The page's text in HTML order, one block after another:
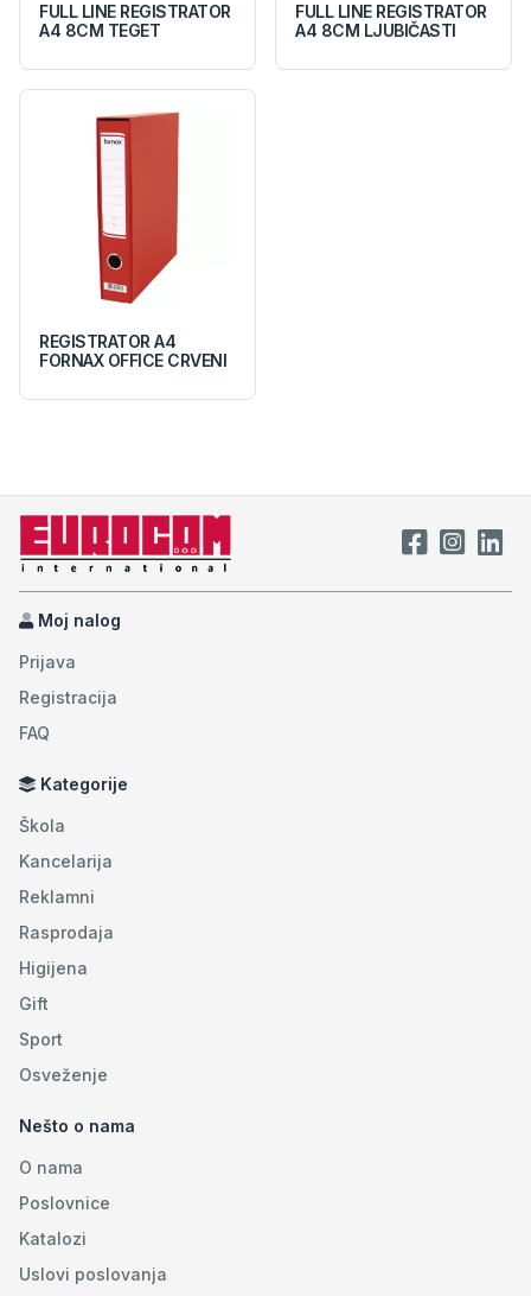
FULL LINE REGISTRATOR
A4 8CM TEGET
FULL LINE REGISTRATOR
A4 8CM LJUBIČASTI
REGISTRATOR A4
FORNAX OFFICE CRVENI
Moj nalog
Prijava
Registracija
FAQ
Kategorije
Škola
Kancelarija
Reklamni
Rasprodaja
Higijena
Gift
Sport
Osveženje
Nešto o nama
O nama
Poslovnice
Katalozi
Uslovi poslovanja